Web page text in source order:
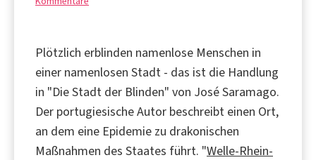
Plötzlich erblinden namenlose Menschen in
einer namenlosen Stadt - das ist die Handlung
in "Die Stadt der Blinden" von José Saramago.
Der portugiesische Autor beschreibt einen Ort,
an dem eine Epidemie zu drakonischen
Maßnahmen des Staates führt. "Welle-Rhein-